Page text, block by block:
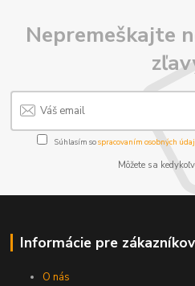
Nepremeškajte
Súhlasím sospracovaním osobných
Môžete sa
Informácie pre zákazníkov
O nás